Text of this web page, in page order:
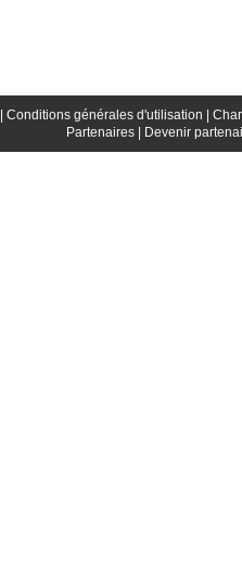
Conditions générales d'utilisation |
Partenaires |
Devenir